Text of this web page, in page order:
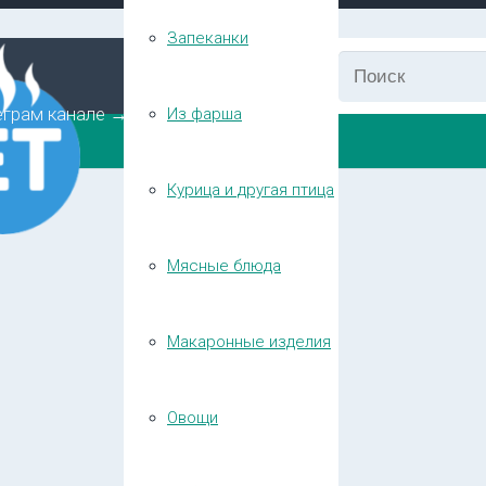
Запеканки
Из фарша
Курица и другая птица
Мясные блюда
Макаронные изделия
Овощи
канале →